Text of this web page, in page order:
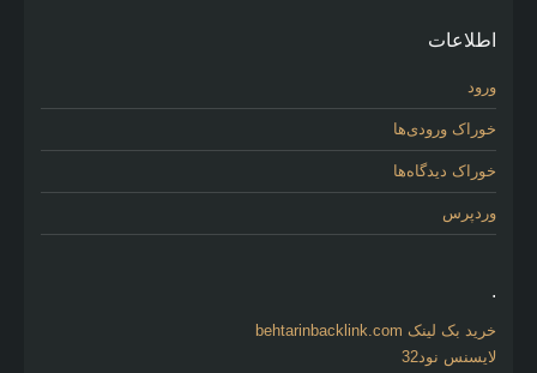
اطلاعات
ورود
خوراک ورودی‌ها
خوراک دیدگاه‌ها
وردپرس
.
خرید بک لینک behtarinbacklink.com
لایسنس نود32